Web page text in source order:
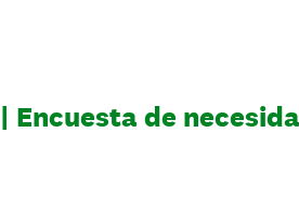
| Encuesta de